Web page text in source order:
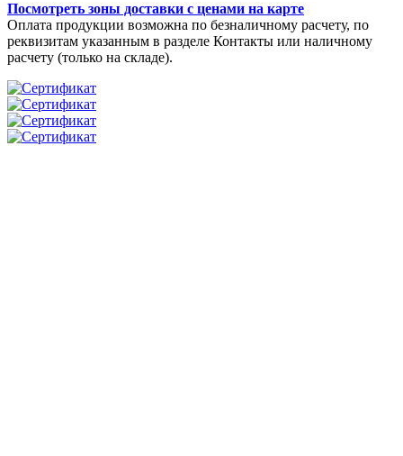
Посмотреть зоны доставки с ценами на карте
Оплата продукции возможна по безналичному расчету, по
реквизитам указанным в разделе Контакты или наличному
расчету (только на складе).